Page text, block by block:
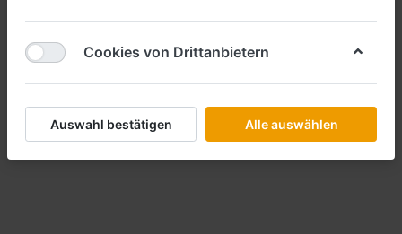
Cookies von Drittanbietern
Auswahl bestätigen Alle auswählen